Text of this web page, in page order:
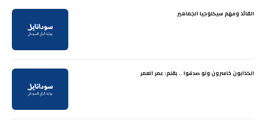
القائد وفهم سيكلوجيا الجماهير
الكذابون خاسرون ولو صدقوا .. بقلم: عمر العمر